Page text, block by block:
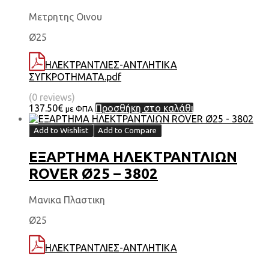
Μετρητης Οινου
Ø25
ΗΛΕΚΤΡΑΝΤΛΙΕΣ-ΑΝΤΛΗΤΙΚΑ
ΣΥΓΚΡΟΤΗΜΑΤΑ.pdf
(0 reviews)
137.50€ με ΦΠΑ Προσθήκη στο καλάθι
Add to Wishlist Add to Compare
ΕΞΑΡΤΗΜΑ HΛΕΚΤΡΑΝΤΛΙΩΝ
ROVER Ø25 – 3802
Μανικα Πλαστικη
Ø25
ΗΛΕΚΤΡΑΝΤΛΙΕΣ-ΑΝΤΛΗΤΙΚΑ